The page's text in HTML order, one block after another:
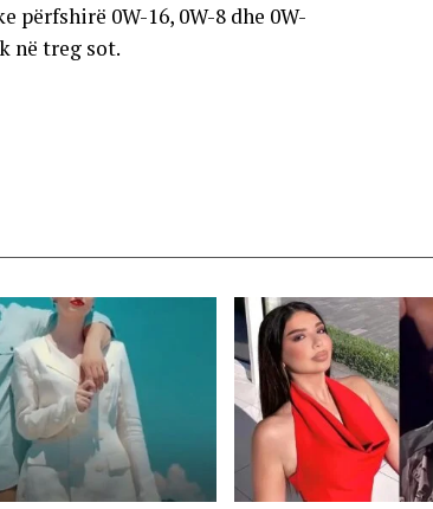
përfshirë 0W-16, 0W-8 dhe 0W-
në treg sot.